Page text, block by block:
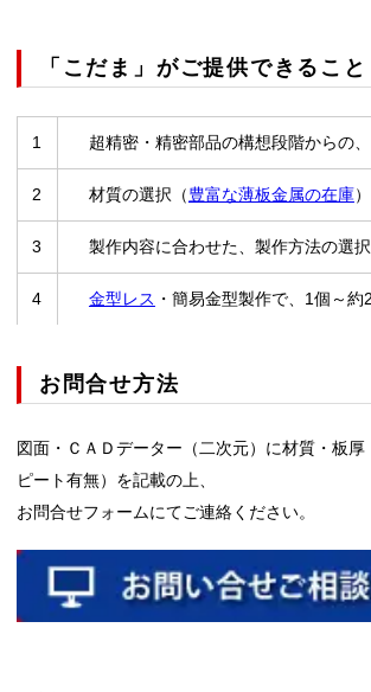
「こだま」がご提供できること
1 超精密・精密部品の構想段階からの
2 材質の選択（ 豊富な薄板金属の在庫）
3 製作内容に合わせた、製作方法の選択
4 金型レス ・簡易金型製作で、1個～
6 材料分析
7 秘密保持契約（有償）
8 全国対応
お問合せ方法
図面・ＣＡＤデーター（二次元）に材質・板厚
ピート有無）を記載の上、
お問合せフォームにてご連絡ください。